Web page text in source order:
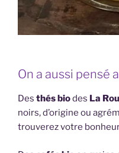
On a aussi pensé
Des thés biodes La
noirs, d’origine ou
trouverez votre